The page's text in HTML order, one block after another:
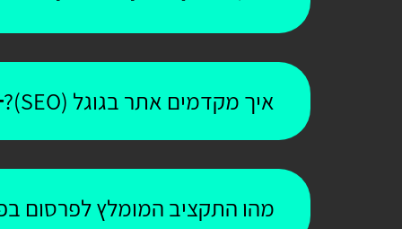
איך מקדמים אתר בגוגל (SEO)?
מהו התקציב המומלץ לפרסום